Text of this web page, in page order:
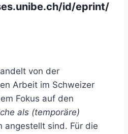
id/eprint/
von der
Arbeit im Schweizer
Fokus auf den
als (temporäre)
angestellt sind. Für die